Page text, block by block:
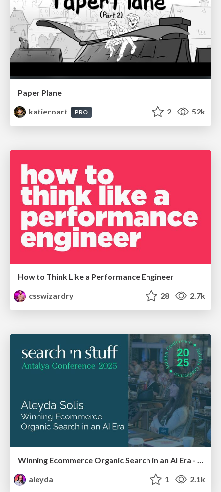
Paper Plane
katiecoart
PRO 2 52k
How to Think Like a Performance Engineer
csswizardry
28 2.7k
Winning Ecommerce Organic Search in an AI Era - #searchnstuff2025
aleyda
1 2.1k